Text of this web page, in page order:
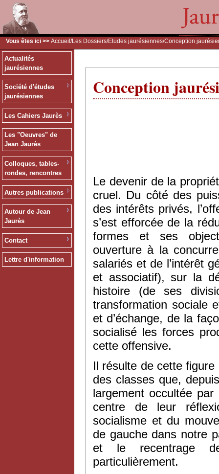
Vous êtes ici >> Accueil /Les Dossiers/Etudes jaurésiennes/Conception
Actualités
jaurésiennes
Société d'études
jaurésiennes
Les Cahiers Jaurès
Les "Oeuvres" de
Jean Jaurès
Colloques, tables-
rondes, rencontres
Autres publications
Autour de Jean
Jaurès
Contact
Lettre d'information
Conception
Le devenir de la
cruel. Du côté des
des intérêts privés,
s’est efforcée de la
formes et ses
ouverture à la
salariés et de l’intérêt
et associatif), sur la
histoire (de ses
transformation sociale
et d’échange, de la
socialisé les forces
cette offensive.
Il résulte de cette
des classes que,
largement occultée
centre de leur
socialisme et du
de gauche dans notre
et le recentrage
particulièrement.